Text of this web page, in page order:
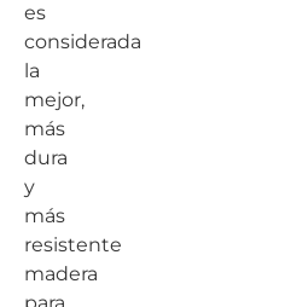
es
considerada
la
mejor,
más
dura
y
más
resistente
madera